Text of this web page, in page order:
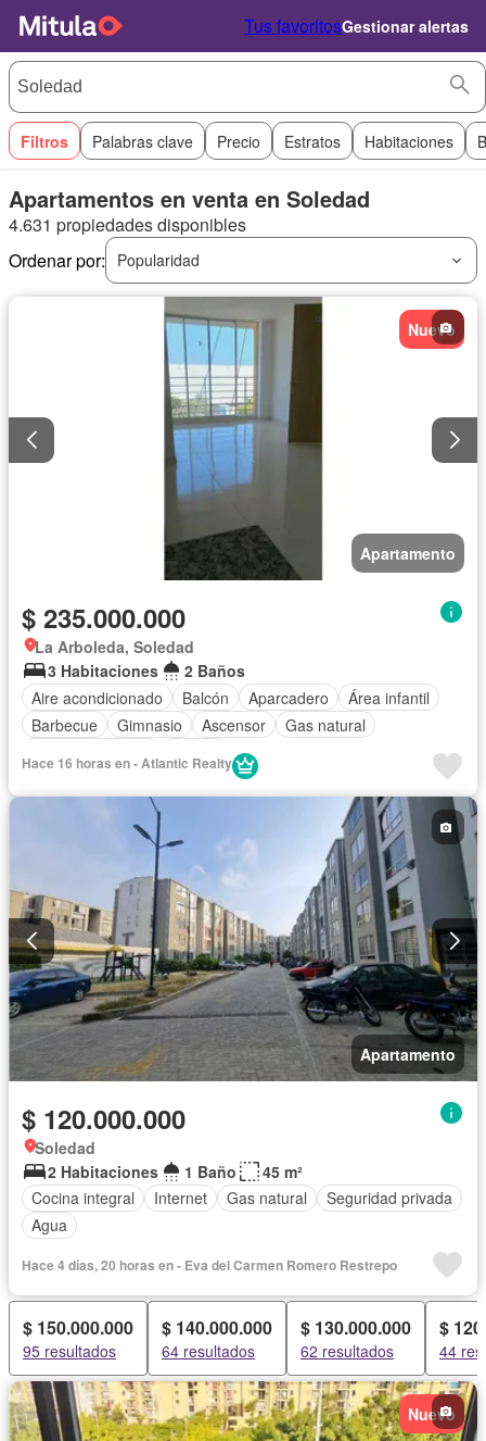
Tus favoritosGestionar alertas
Filtros Palabras clave Precio Estratos Habitaciones
Apartamentos en venta en Soledad
4.631 propiedades disponibles
Ordenar por:
Popularidad
Nuevo
Apartamento
$ 235.000.000
La Arboleda, Soledad
3 Habitaciones
2 Baños
Aire acondicionado
Balcón Aparcadero
Área infantil
Barbecue
Gimnasio Ascensor
Gas natural
Hace 16 horas en - Atlantic Realty
Apartamento
$ 120.000.000
Soledad
2 Habitaciones
1 Baño
45 m²
Cocina integral
Internet Gas natural
Seguridad privada
Agua
Hace 4 días, 20 horas en - Eva del Carmen Romero Restrepo
$ 150.000.000
95 resultados
$ 140.000.000
64 resultados
$ 130.000.000
62 resultados
$
44
Nuevo